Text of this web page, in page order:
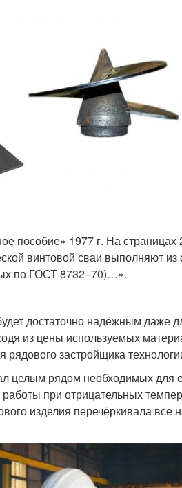
пособие» 1977 г. На страницах
винтовой сваи выполняют
по ГОСТ 8732–70)…».
достаточно надёжным даже
из цены используемых
рядового застройщика
целым рядом необходимых для
при отрицательных
изделия перечёркивала все